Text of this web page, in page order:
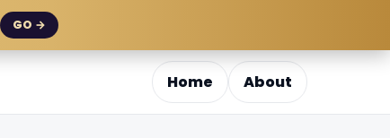
GO →
Home About